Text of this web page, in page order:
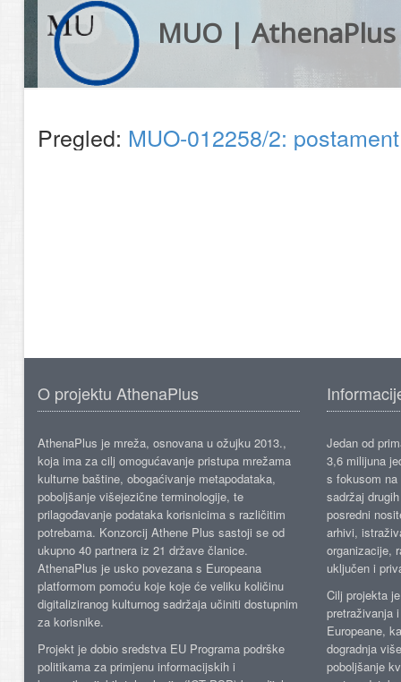
MUO | AthenaPlus
Pregled: MUO-012258/2:
O projektu AthenaPlus
AthenaPlus je mreža, osnovana u ožujku 2013.,
koja ima za cilj omogućavanje pristupa mrežama
kulturne baštine, obogaćivanje metapodataka,
poboljšanje višejezične terminologije, te
prilagođavanje podataka korisnicima s različitim
potrebama. Konzorcij Athene Plus sastoji se od
ukupno 40 partnera iz 21 države članice.
AthenaPlus je usko povezana s Europeana
platformom pomoću koje koje će veliku količinu
digitaliziranog kulturnog sadržaja učiniti dostupnim
za korisnike.
Projekt je dobio sredstva EU Programa podrške
politikama za primjenu informacijskih i
Jedan od
3,6 milijuna
s fokusom
sadržaj
posredni
arhivi,
organizacije,
uključen i
Cilj projekta
pretraživanja
Europeane,
dogradnja
poboljšanje